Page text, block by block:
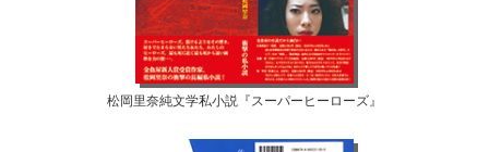
松岡里奈純文学私小説『スーパーヒーローズ』